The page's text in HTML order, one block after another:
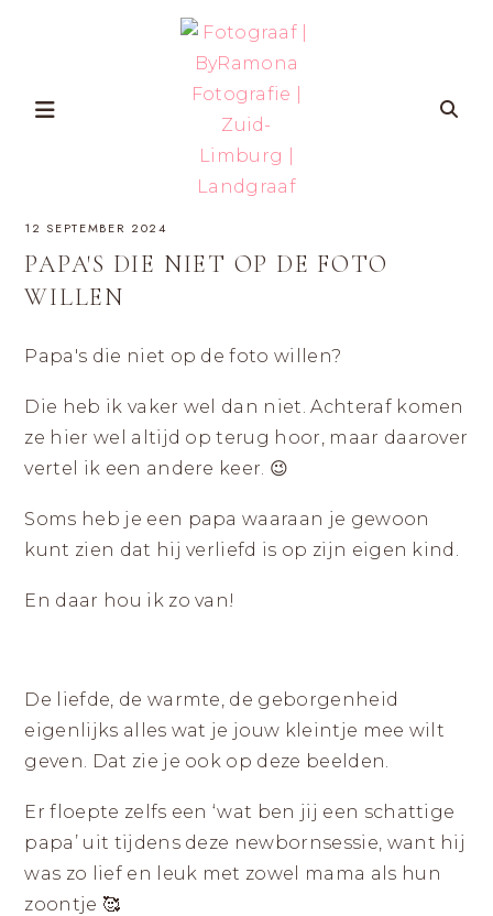
|
FOTOGRAFIE
|
ZUID-
LIMBURG
LANDGRAAF
IN
ZUID-
ÉCHT
OP
FOTO’S
AANDACHT
VOOR
ZELFVERTROUWEN
DURVEN
ZIJN
12 SEPTEMBER 2024
PAPA'S DIE NIET OP DE FOTO
WILLEN
Papa's die niet op de foto willen?
Die heb ik vaker wel dan niet. Achteraf komen
ze hier wel altijd op terug hoor, maar daarover
vertel ik een andere keer. 😉
Soms heb je een papa waaraan je gewoon
kunt zien dat hij verliefd is op zijn eigen kind.
En daar hou ik zo van!
De liefde, de warmte, de geborgenheid
eigenlijks alles wat je jouw kleintje mee wilt
geven. Dat zie je ook op deze beelden.
Er floepte zelfs een ‘wat ben jij een schattige
papa’ uit tijdens deze newbornsessie, want hij
was zo lief en leuk met zowel mama als hun
zoontje 🥰